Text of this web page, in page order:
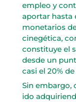
empleo y
aportar hasta
monetarios
cinegética,
constituye el
desde un
casi el 20%
Sin embargo,
ido